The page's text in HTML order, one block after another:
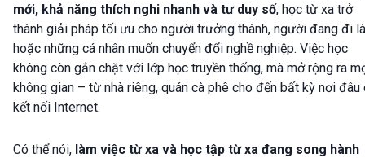
mới, khả năng thích nghi nhanh và tư duy số, học từ xa trở
thành giải pháp tối ưu cho người trưởng thành, người đang đi
hoặc những cá nhân muốn chuyển đổi nghề nghiệp. Việc học
không còn gắn chặt với lớp học truyền thống, mà mở rộng ra
không gian – từ nhà riêng, quán cà phê cho đến bất kỳ nơi đâu
kết nối Internet.
Có thể nói, làm việc từ xa và học tập từ xa đang song hành